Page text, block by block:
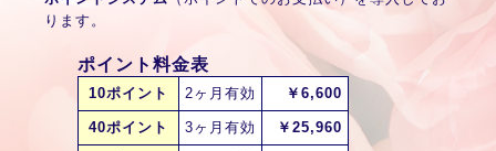
ります。
ポイント料金表
10ポイント 2ヶ月有効 ￥6,600
40ポイント 3ヶ月有効 ￥25,960